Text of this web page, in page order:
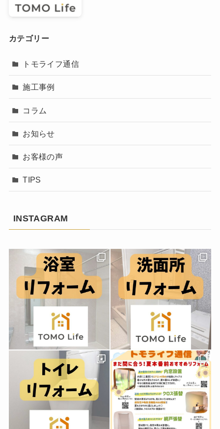
カテゴリー
トモライフ通信
施工事例
コラム
お知らせ
お客様の声
TIPS
INSTAGRAM